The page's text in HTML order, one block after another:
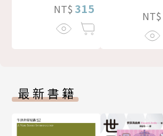
NT$ 315 NT$
最新書籍